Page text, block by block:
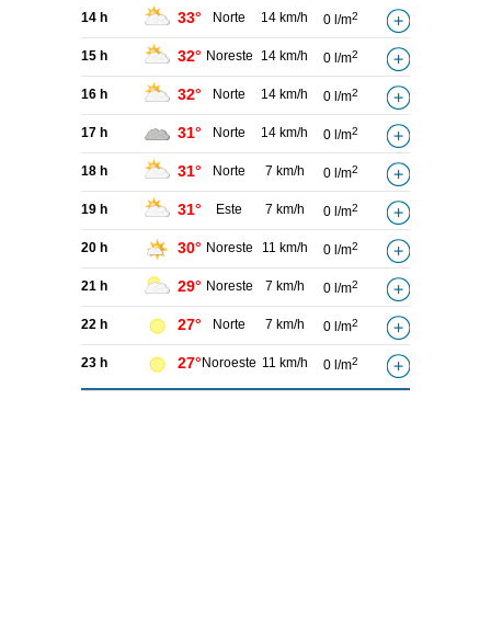
14 h 33° Norte 14 km/h 0 l/m2
15 h 32° Noreste 14 km/h 0 l/m2
16 h 32° Norte 14 km/h 0 l/m2
17 h 31° Norte 14 km/h 0 l/m2
18 h 31° Norte 7 km/h 0 l/m2
19 h 31° Este 7 km/h 0 l/m2
20 h 30° Noreste 11 km/h 0 l/m2
21 h 29° Noreste 7 km/h 0 l/m2
22 h 27° Norte 7 km/h 0 l/m2
23 h 27° Noroeste 11 km/h 0 l/m2